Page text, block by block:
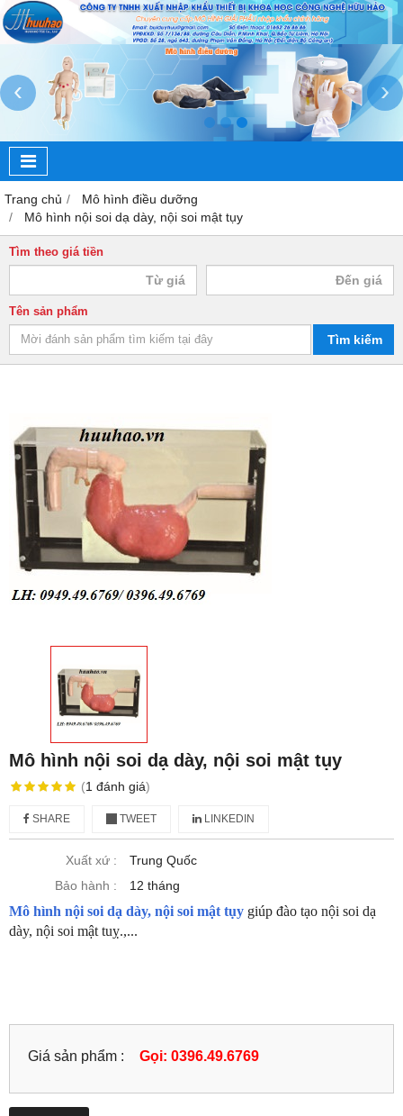
‹ ›
Trang chủ
Mô hình điều dưỡng
Mô hình nội soi dạ dày, nội soi mật tụy
Tìm theo giá tiền
Tên sản phẩm
Tìm kiếm
Mô hình nội soi dạ dày, nội soi mật tụy
(1 đánh giá)
SHARE TWEET LINKEDIN
Xuất xứ :
Trung Quốc
Bảo hành :
12 tháng
Mô hình nội soi dạ dày, nội soi mật tụy giúp đào tạo nội soi dạ
dày, nội soi mật tuỵ.,...
Giá sản phẩm : Gọi: 0396.49.6769